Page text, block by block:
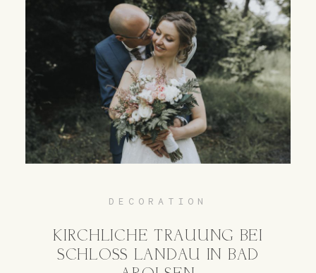
DECORATION
KIRCHLICHE TRAUUNG BEI
SCHLOSS LANDAU IN BAD